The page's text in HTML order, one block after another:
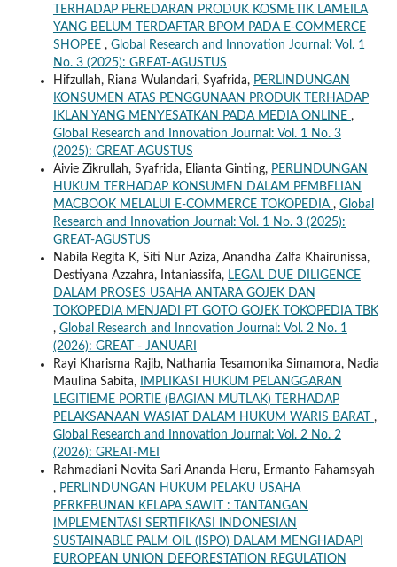
TERHADAP PEREDARAN PRODUK KOSMETIK LAMEILA
YANG BELUM TERDAFTAR BPOM PADA E-COMMERCE
SHOPEE , Global Research and Innovation Journal: Vol. 1
No. 3 (2025): GREAT-AGUSTUS
Hifzullah, Riana Wulandari, Syafrida, PERLINDUNGAN
KONSUMEN ATAS PENGGUNAAN PRODUK TERHADAP
IKLAN YANG MENYESATKAN PADA MEDIA ONLINE ,
Global Research and Innovation Journal: Vol. 1 No. 3
(2025): GREAT-AGUSTUS
Aivie Zikrullah, Syafrida, Elianta Ginting, PERLINDUNGAN
HUKUM TERHADAP KONSUMEN DALAM PEMBELIAN
MACBOOK MELALUI E-COMMERCE TOKOPEDIA , Global
Research and Innovation Journal: Vol. 1 No. 3 (2025):
GREAT-AGUSTUS
Nabila Regita K, Siti Nur Aziza, Anandha Zalfa Khairunissa,
Destiyana Azzahra, Intaniassifa, LEGAL DUE DILIGENCE
DALAM PROSES USAHA ANTARA GOJEK DAN
TOKOPEDIA MENJADI PT GOTO GOJEK TOKOPEDIA TBK
, Global Research and Innovation Journal: Vol. 2 No. 1
(2026): GREAT - JANUARI
Rayi Kharisma Rajib, Nathania Tesamonika Simamora, Nadia
Maulina Sabita,
IMPLIKASI HUKUM PELANGGARAN
LEGITIEME PORTIE (BAGIAN MUTLAK) TERHADAP
PELAKSANAAN WASIAT DALAM HUKUM WARIS BARAT ,
Global Research and Innovation Journal: Vol. 2 No. 2
(2026): GREAT-MEI
Rahmadiani Novita Sari Ananda Heru, Ermanto Fahamsyah
, PERLINDUNGAN HUKUM PELAKU USAHA
PERKEBUNAN KELAPA SAWIT : TANTANGAN
IMPLEMENTASI SERTIFIKASI INDONESIAN
SUSTAINABLE PALM OIL (ISPO) DALAM MENGHADAPI
EUROPEAN UNION DEFORESTATION REGULATION